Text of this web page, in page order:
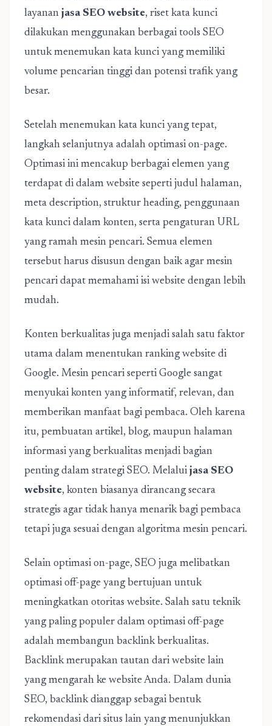
layanan jasa SEO website, riset kata kunci
dilakukan menggunakan berbagai tools SEO
untuk menemukan kata kunci yang memiliki
volume pencarian tinggi dan potensi trafik yang
besar.
Setelah menemukan kata kunci yang tepat,
langkah selanjutnya adalah optimasi on-page.
Optimasi ini mencakup berbagai elemen yang
terdapat di dalam website seperti judul halaman,
meta description, struktur heading, penggunaan
kata kunci dalam konten, serta pengaturan URL
yang ramah mesin pencari. Semua elemen
tersebut harus disusun dengan baik agar mesin
pencari dapat memahami isi website dengan lebih
mudah.
Konten berkualitas juga menjadi salah satu faktor
utama dalam menentukan ranking website di
Google. Mesin pencari seperti Google sangat
menyukai konten yang informatif, relevan, dan
memberikan manfaat bagi pembaca. Oleh karena
itu, pembuatan artikel, blog, maupun halaman
informasi yang berkualitas menjadi bagian
penting dalam strategi SEO. Melalui jasa SEO
website, konten biasanya dirancang secara
strategis agar tidak hanya menarik bagi pembaca
tetapi juga sesuai dengan algoritma mesin pencari.
Selain optimasi on-page, SEO juga melibatkan
optimasi off-page yang bertujuan untuk
meningkatkan otoritas website. Salah satu teknik
yang paling populer dalam optimasi off-page
adalah membangun backlink berkualitas.
Backlink merupakan tautan dari website lain
yang mengarah ke website Anda. Dalam dunia
SEO, backlink dianggap sebagai bentuk
rekomendasi dari situs lain yang menunjukkan